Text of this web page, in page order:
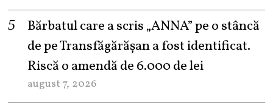
Bărbatul care a scris „ANNA” pe o stâncă
de pe Transfăgărășan a fost identificat.
Riscă o amendă de 6.000 de lei
august 7, 2026